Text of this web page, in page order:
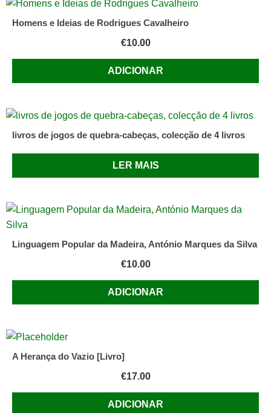
Homens e Ideias de Rodrigues Cavalheiro
€10.00
ADICIONAR
livros de jogos de quebra-cabeças, colecção de 4 livros
LER MAIS
Linguagem Popular da Madeira, António Marques da Silva
€10.00
ADICIONAR
A Herança do Vazio [Livro]
€17.00
ADICIONAR